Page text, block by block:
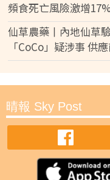
頻食死亡風險激增
仙草農藥丨內地仙草
「CoCo」疑涉事 供
晴報 Sky Post